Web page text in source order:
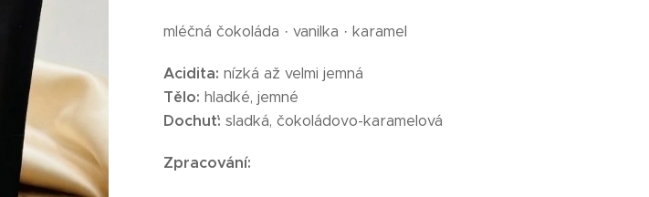
mléčná čokoláda · vanilka · karamel
Acidita: nízká až velmi jemná
Tělo: hladké, jemné
Dochuť: sladká, čokoládovo-karamelová
Zpracování: